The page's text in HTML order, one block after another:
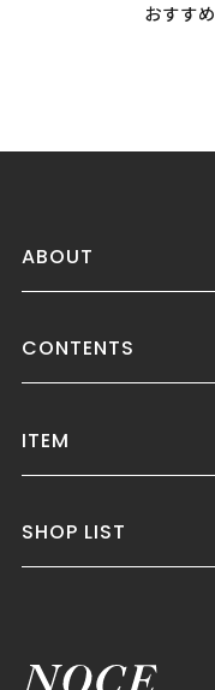
おすす
ABOUT
CONTENTS
ITEM
SHOP LIST